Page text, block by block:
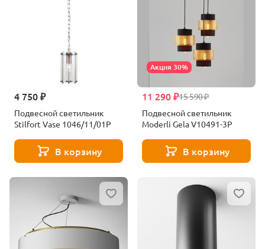
4 750 ₽
Подвесной светильник
Stilfort Vase 1046/11/01P
В корзину
Акция 30%
15 590 ₽
11 290 ₽
Подвесной светильник
Moderli Gela V10491-3P
В корзину